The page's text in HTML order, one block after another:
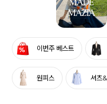
이번주 베스트
원피스 셔츠